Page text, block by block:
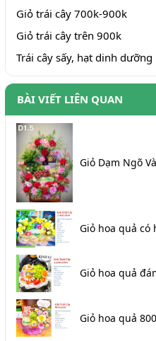
Giỏ trái cây 700k-900k
Giỏ trái cây trên 900k
Trái cây sấy, hạt dinh dưỡng
BÀI VIẾT LIÊN QUAN
Giỏ Dạm Ngõ
Giỏ hoa quả có
Giỏ hoa quả
Giỏ hoa quả